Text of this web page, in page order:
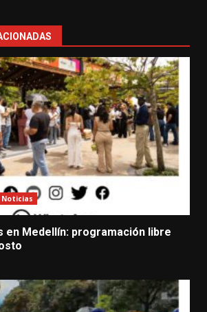
Noticias
en Medellín: programación libre